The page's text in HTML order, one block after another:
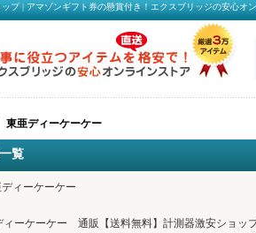
| アマゾンギフト券の懸賞付き！エクスブリッジの安心オ
東亜ディーケーケー
覧
ィーケーケー
ィーケーケー 通販【送料無料】計測器激安ショッ